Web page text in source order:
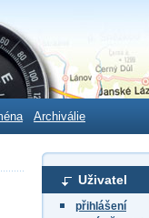
Archiválie
Uživatel
přihlášení